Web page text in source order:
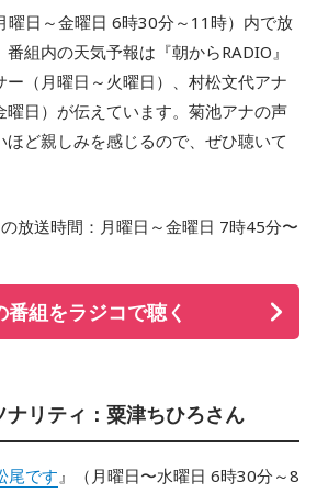
曜日～金曜日 6時30分～11時）内で放
組内の天気予報は『朝からRADIO』
（月曜日～火曜日）、村松文代アナ
曜日）が伝えています。菊池アナの声
ほど親しみを感じるので、ぜひ聴いて
放送時間：月曜日～金曜日 7時45分〜
番組をラジコで聴く
リティ：粟津ちひろさん
尾です』（月曜日〜水曜日 6時30分～8